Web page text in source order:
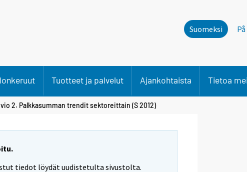
Suomeksi
Tuotteet ja palvelut Ajankohtaista Tietoa
2. Palkkasumman trendit sektoreittain (S 2012)
tiedot löydät uudistetulta sivustolta.